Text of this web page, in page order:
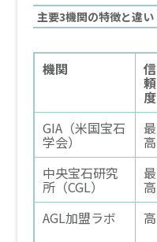
主要3機関の特徴と違い
機関 信
頼
度
GIA（米国宝石
学会）
最
高
中央宝石研究
所（CGL）
最
高
AGL加盟ラボ
高